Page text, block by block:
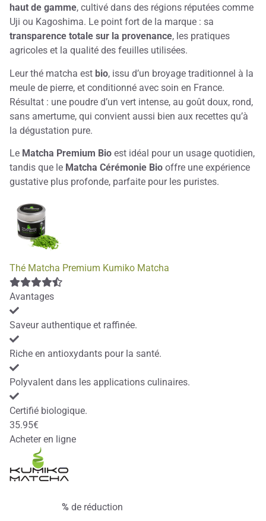
haut de gamme, cultivé dans des régions réputées comme
Uji ou Kagoshima. Le point fort de la marque : sa
transparence totale sur la provenance, les pratiques
agricoles et la qualité des feuilles utilisées.
Leur thé matcha est bio, issu d’un broyage traditionnel à la
meule de pierre, et conditionné avec soin en France.
Résultat : une poudre d’un vert intense, au goût doux, rond,
sans amertume, qui convient aussi bien aux recettes qu’à
la dégustation pure.
Le Matcha Premium Bio est idéal pour un usage quotidien,
tandis que le Matcha Cérémonie Bio offre une expérience
gustative plus profonde, parfaite pour les puristes.
Thé Matcha Premium Kumiko Matcha
Avantages
Saveur authentique et raffinée.
Riche en antioxydants pour la santé.
Polyvalent dans les applications culinaires.
Certifié biologique.
35.95€
Acheter en ligne
% de réduction